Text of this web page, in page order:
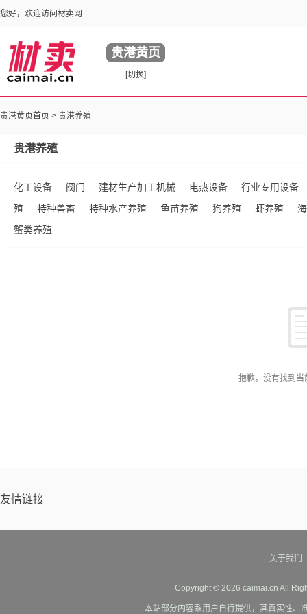
您好，欢迎访问材卖网
贵港黄页
[切换]
贵港黄页首页 > 贵港养殖
贵港养殖
化工设备 阀门 建材生产加工机械 电热设备
行业专用设备
殖
特种兽畜 特种水产养殖 鱼苗养殖 狗养殖 虾养殖
蟹类养殖
抱歉，没有找到
友情链接
关于我们
Copyright © 2026 caimai.cn All
本站部分内容系用户自行提供，其真实性、